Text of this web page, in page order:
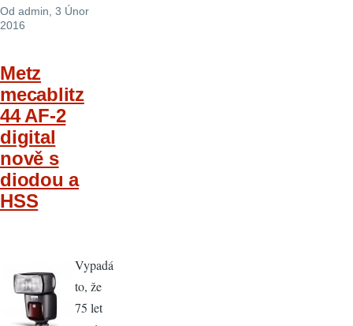
Od admin , 3 Únor
2016
Metz
mecablitz
44 AF-2
digital
nově s
diodou a
HSS
Vypadá
to, že
75 let